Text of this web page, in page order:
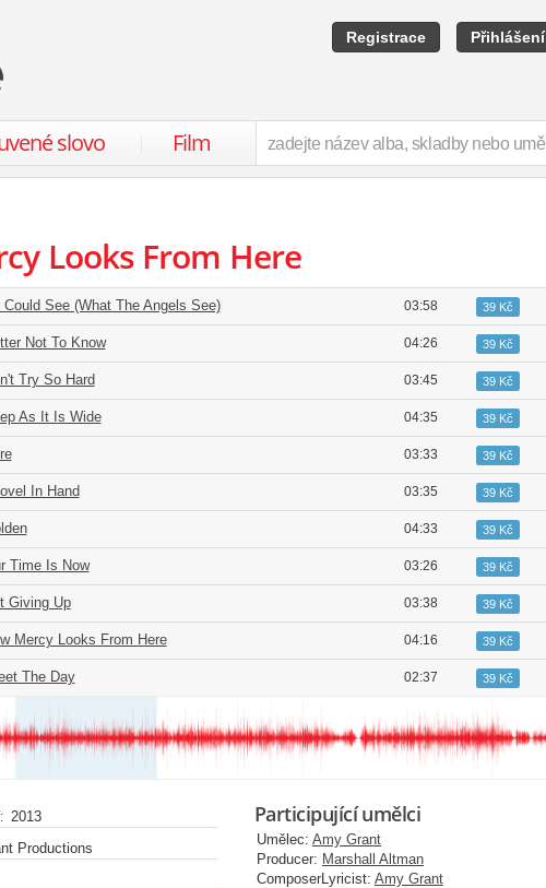
Registrace Přihlášení
slovo Film
Looks From Here
Could See (What The Angels See) 03:58 39 Kč
Not To Know 04:26 39 Kč
Try So Hard 03:45 39 Kč
As It Is Wide 04:35 39 Kč
03:33 39 Kč
In Hand 03:35 39 Kč
04:33 39 Kč
Time Is Now 03:26 39 Kč
Giving Up 03:38 39 Kč
Mercy Looks From Here 04:16 39 Kč
The Day 02:37 39 Kč
2013
Productions
Participující umělci
Umělec: Amy Grant
Producer: Marshall Altman
ComposerLyricist: Amy Grant